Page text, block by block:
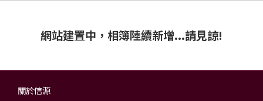
網站建置中，相簿陸續新增...請見諒!
關於信源